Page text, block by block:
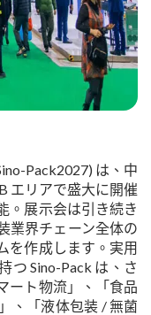
Pack2027) は、中
エリアで盛大に開催
。展示会は引き続き
業界チェーン全体の
を作成します。実用
つ Sino-Pack は、さ
ート物流」、「食品
、「液体包装 / 無菌